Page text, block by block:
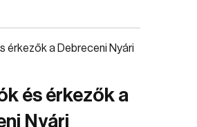
és érkezők a
Nyári